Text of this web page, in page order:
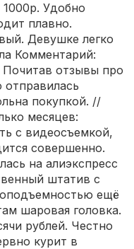
Удобно
плавно.
Девушке легко
Комментарий:
Почитав отзывы про
отправилась
покупкой. //
месяцев:
с видеосъемкой,
совершенно.
на алиэкспресс
штатив с
ещё
шаровая головка.
рублей. Честно
курит в